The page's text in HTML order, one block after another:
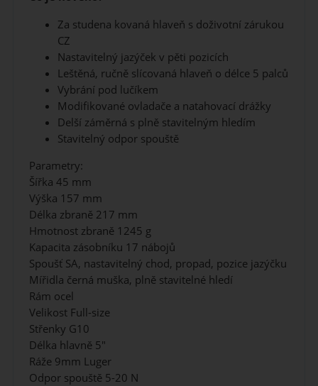
Za studena kovaná hlaveň s doživotní zárukou
CZ
Nastavitelný jazýček v pěti pozicích
Leštěná, ručně slícovaná hlaveň o délce 5 palců
Vybrání pod lučíkem
Modifikované ovladače a natahovací drážky
Delší záměrná s plně stavitelným hledím
Stavitelný odpor spouště
Parametry:
Šířka 45 mm
Výška 157 mm
Délka zbraně 217 mm
Hmotnost zbraně 1245 g
Kapacita zásobníku 17 nábojů
Spoušť SA, nastavitelný chod, propad, pozice jazýčku
Mířidla černá muška, plně stavitelné hledí
Rám ocel
VelikostFull-size
Střenky G10
Délka hlavně 5"
Ráže 9mm Luger
Odpor spouště5-20 N